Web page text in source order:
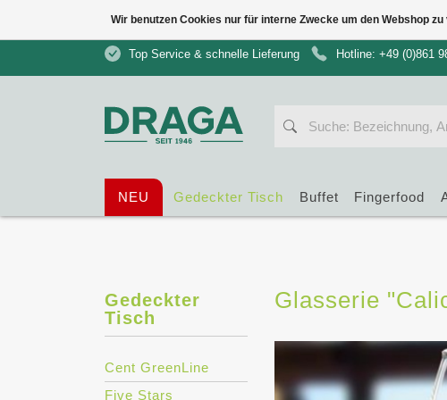
Top Service & schnelle Lieferung Hotline: +49 (0)861
NEU Gedeckter Tisch Buffet Fingerfood
Gedeckter
Tisch
Cent GreenLine
Five Stars
Glasserie
Wir benutzen Cookies nur für interne Zwecke um den Webshop